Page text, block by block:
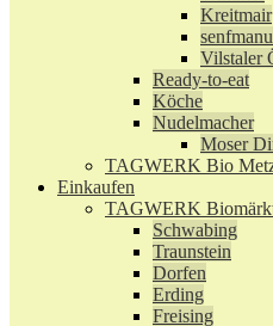
Kreitmair
Vilstaler
Ready-to-eat
Köche
Nudelmacher
Moser
TAGWERK Bio
Einkaufen
TAGWERK
Schwabing
Traunstein
Dorfen
Erding
Freising